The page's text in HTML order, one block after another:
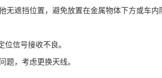
无遮挡位置，避免放置在金属物体下方或车内
信号接收不良。
题，考虑更换天线。